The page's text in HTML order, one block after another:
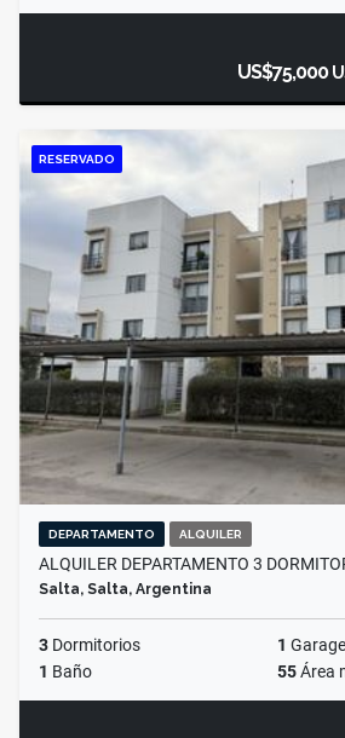
US$75,000
RESERVADO
DEPARTAMENTO ALQUILER
ALQUILER DEPARTAMENTO 3
Salta, Salta, Argentina
3 Dormitorios 1 Garage
1 Baño 55Área